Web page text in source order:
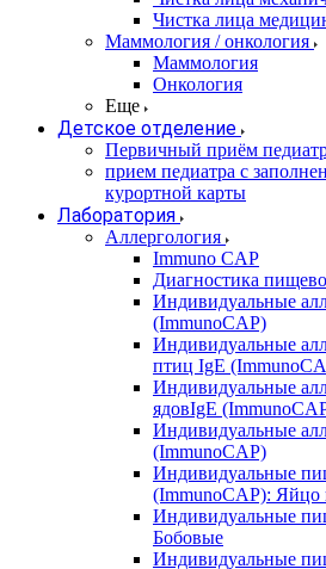
Чистка лица
Маммология / онкология
Маммология
Онкология
Еще
Детское отделение
Первичный приём
прием педиатра с
курортной карты
Лаборатория
Аллергология
Immuno CAP
Диагностика
Индивидуальные
(ImmunoCAP)
Индивидуальные
птиц IgE
Индивидуальные
ядовIgE
Индивидуальные
(ImmunoCAP)
Индивидуальные
(ImmunoCAP): Яйцо
Индивидуальные
Бобовые
Индивидуальные